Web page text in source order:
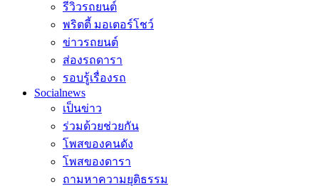
รีวิวรถยนต์
พริตตี้ มอเตอร์โชว์
ข่าวรถยนต์
ส่องรถดารา
รอบรู้เรื่องรถ
Socialnews
เป็นข่าว
ร่วมด้วยช่วยกัน
โพสของคนดัง
โพสของดารา
ถามหาความยุติธรรม